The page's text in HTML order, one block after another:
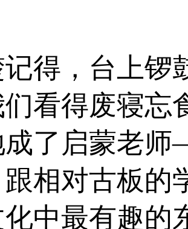
得，台上锣
看得废寝忘
成了启蒙老
相对古板的
中最有趣的